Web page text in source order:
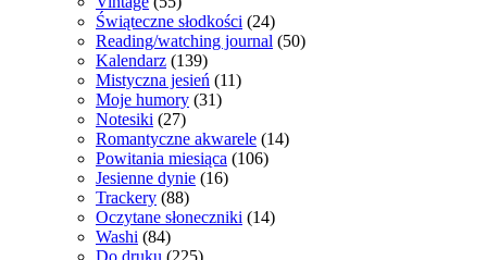
Świąteczne słodkości (24)
Reading/watching journal (50)
Kalendarz (139)
Mistyczna jesień (11)
Moje humory (31)
Notesiki (27)
Romantyczne akwarele (14)
Powitania miesiąca (106)
Jesienne dynie (16)
Trackery (88)
Oczytane słoneczniki (14)
Washi (84)
Do druku (225)